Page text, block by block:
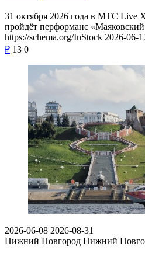
31 октября 2026 года в МТС Live
пройдёт перформанс
https://schema.org/InStock 2026-06-
₽ 13 0
2026-06-08 2026-08-31
Нижний Новгород Нижний